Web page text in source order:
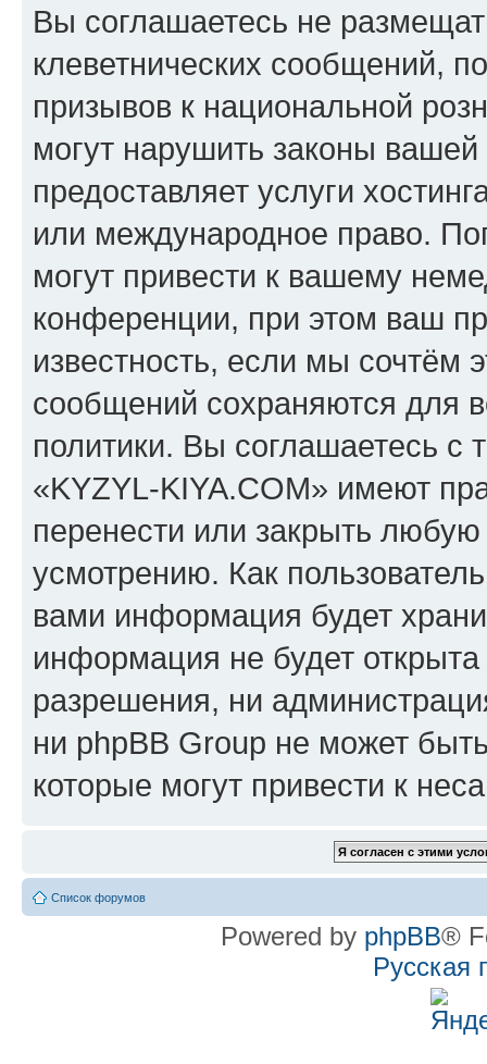
Вы соглашаетесь не
клеветнических сообщений,
призывов к национальной
могут нарушить законы
предоставляет услуги
или международное право.
могут привести к вашему
конференции, при этом ваш
известность, если мы сочтём
сообщений сохраняются для
политики. Вы соглашаетесь
«KYZYL-KIYA.COM» имеют
перенести или закрыть
усмотрению. Как
вами информация будет
информация не будет
разрешения, ни
ни phpBB Group не может
которые могут привести к
Список форумов
Powered by phpBB®
Русская